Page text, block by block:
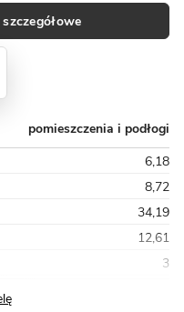
pomieszczenia i podłogi
6,18
8,72
34,19
12,61
3